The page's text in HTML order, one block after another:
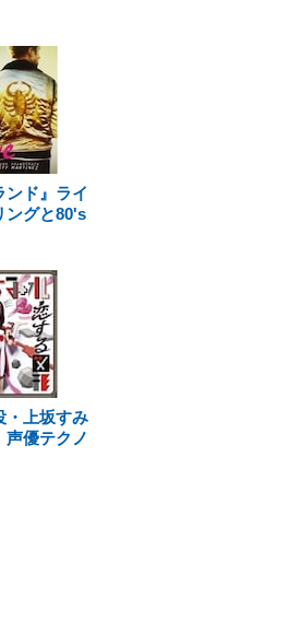
ンド』ライ
ングと80's
・上坂すみ
声優テクノ